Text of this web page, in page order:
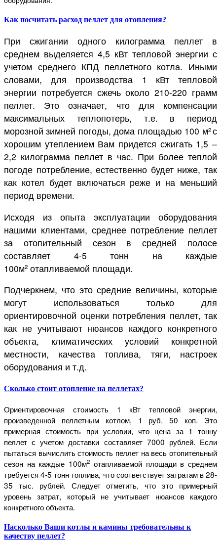
Как посчитать расход пеллет для отопления?
При сжигании одного килограмма пеллет в
среднем выделяется 4,5 кВт тепловой энергии с
учетом среднего КПД пеллетного котла. Иными
словами, для производства 1 кВт тепловой
энергии потребуется сжечь около 210-220 грамм
пеллет. Это означает, что для компенсации
максимальных теплопотерь, т.е. в период
морозной зимней погоды, дома площадью 100 м2с
хорошим утеплением Вам придется сжигать 1,5 –
2,2 килограмма пеллет в час. При более теплой
погоде потребление, естественно будет ниже, так
как котел будет включаться реже и на меньший
период времени.
Исходя из опыта эксплуатации оборудования
нашими клиентами, среднее потребление пеллет
за отопительный сезон в средней полосе
составляет 4-5 тонн на каждые
100м2 отапливаемой площади.
Подчеркнем, что это средние величины, которые
могут использоваться только для
ориентировочной оценки потребления пеллет, так
как не учитывают нюансов каждого конкретного
объекта, климатических условий конкретной
местности, качества топлива, тяги, настроек
оборудования и т.д.
Сколько стоит отопление на пеллетах?
Ориентировочная стоимость 1 кВт тепловой энергии,
произведенной пеллетным котлом, 1 руб. 50 коп. Это
примерная стоимость при условии, что цена за 1 тонну
пеллет с учетом доставки составляет 7000 рублей. Если
пытаться вычислить стоимость пеллет на весь отопительный
сезон на каждые 100м2 отапливаемой площади в среднем
требуется 4-5 тонн топлива, что соответствует затратам в 28-
35 тыс. рублей. Следует отметить, что это примерный
уровень затрат, который не учитывает нюансов каждого
конкретного объекта.
Насколько Ваши котлы и камины требовательны к
качеству пеллет?